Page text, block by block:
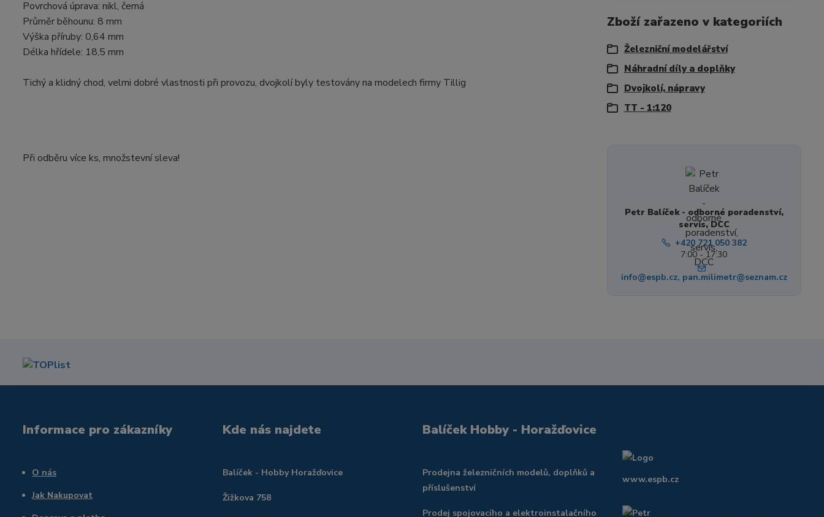
Povrchová úprava: nikl, černá
Průměr běhounu: 8 mm
Výška příruby: 0,64 mm
Délka hřídele: 18,5 mm
Tichý a klidný chod, velmi dobré vlastnosti při provozu, dvojkolí byly testovány na modelech firmy Tillig
Při odběru více ks, množstevní sleva!
Zboží zařazeno v kategoriích
Železniční modelářství
Náhradní díly a doplňky
Dvojkolí, nápravy
TT - 1:120
Petr Balíček - odborné poradenství,
servis, DCC
+420 721 050 382
7:00 - 17:30
info@espb.cz, pan.milimetr@seznam.cz
Informace pro zákazníky
O nás
Jak Nakupovat
Kde nás najdete
Balíček - Hobby Horažďovice
Žižkova 758
Balíček Hobby - Horažďovice
Prodejna železničních modelů, doplňků a
příslušenství
Prodej spojovacího a elektroinstalačního
www.espb.cz